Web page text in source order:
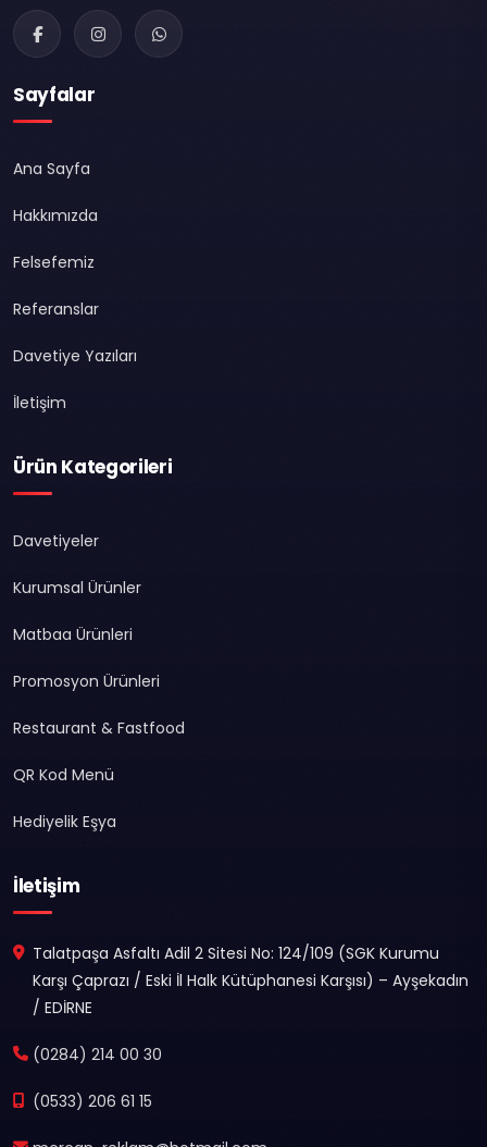
Sayfalar
Ana Sayfa
Hakkımızda
Felsefemiz
Referanslar
Davetiye Yazıları
İletişim
Ürün Kategorileri
Davetiyeler
Kurumsal Ürünler
Matbaa Ürünleri
Promosyon Ürünleri
Restaurant & Fastfood
QR Kod Menü
Hediyelik Eşya
İletişim
Talatpaşa Asfaltı Adil 2 Sitesi No: 124/109 (SGK Kurumu
Karşı Çaprazı / Eski İl Halk Kütüphanesi Karşısı) – Ayşekadın
/ EDİRNE
(0284) 214 00 30
(0533) 206 61 15